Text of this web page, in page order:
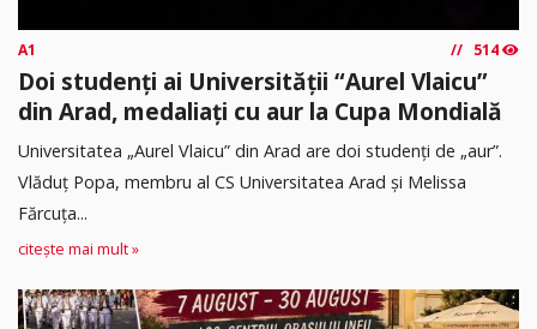
A1 514
Doi studenți ai Universității “Aurel Vlaicu”
din Arad, medaliați cu aur la Cupa Mondială
Universitatea „Aurel Vlaicu” din Arad are doi studenți de „aur”.
Vlăduț Popa, membru al CS Universitatea Arad și Melissa
Fărcuța...
citește mai mult »